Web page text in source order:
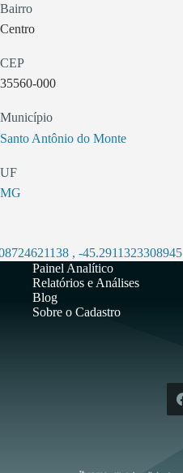
Bairro
Centro
CEP
35560-000
Município
Santo Antônio do Monte
UF
MG
, -45.2911323308945
Painel Analítico
Relatórios e Análises
Blog
Sobre o Cadastro